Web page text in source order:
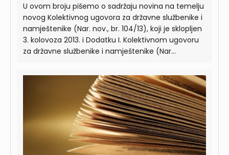
U ovom broju pišemo o sadržaju novina na temelju
novog Kolektivnog ugovora za državne službenike i
namještenike (Nar. nov., br. 104/13), koji je sklopljen
3. kolovoza 2013. i Dodatku I. Kolektivnom ugovoru
za državne službenike i namještenike (Nar...